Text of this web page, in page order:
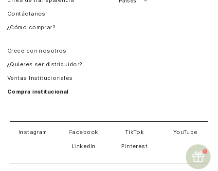
Contáctanos
¿Cómo comprar?
Crece con nosotros
¿Quieres ser distribuidor?
Ventas Institucionales
Compra institucional
Instagram Facebook TikTok YouTube
LinkedIn Pinterest